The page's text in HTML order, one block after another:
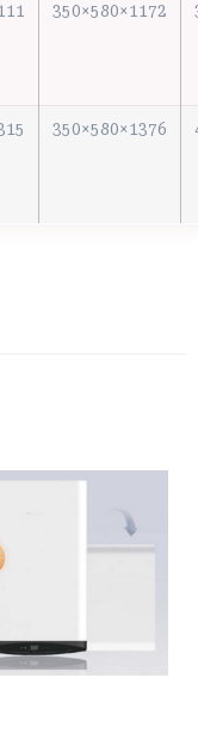
350×580×1172
350×580×1376